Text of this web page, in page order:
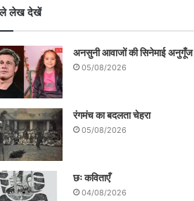
लेख देखें
अनसुनी आवाजों की सिनेमाई अनुगूँज
05/08/2026
रंगमंच का बदलता चेहरा
05/08/2026
छः कविताएँ
04/08/2026